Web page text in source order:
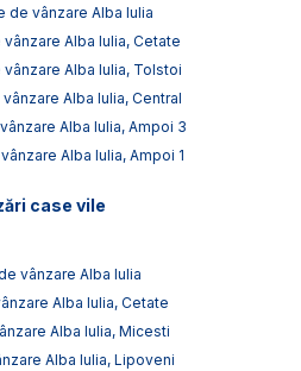
de vânzare Alba Iulia
Alba Iulia, Cetate
Alba Iulia, Tolstoi
Alba Iulia, Central
Alba Iulia, Ampoi 3
Alba Iulia, Ampoi 1
case vile
vânzare Alba Iulia
Alba Iulia, Cetate
Alba Iulia, Micesti
Alba Iulia, Lipoveni